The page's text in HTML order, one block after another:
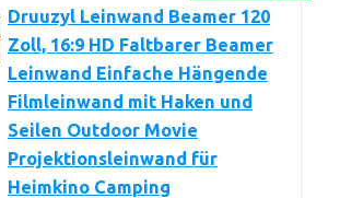
Druuzyl Leinwand Beamer 120
Zoll, 16:9 HD Faltbarer Beamer
Leinwand Einfache Hängende
Filmleinwand mit Haken und
Seilen Outdoor Movie
Projektionsleinwand für
Heimkino Camping